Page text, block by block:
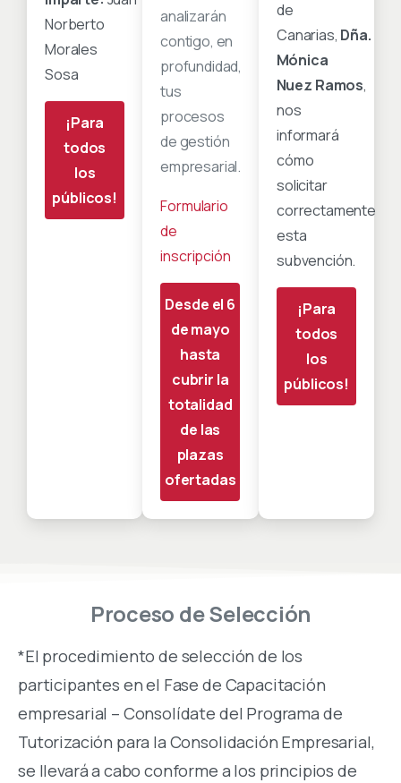
Norberto
Morales
Sosa
¡Para
todos
los
públicos!
analizarán
contigo, en
profundidad,
tus
procesos
de gestión
empresarial.
Formulario
de
inscripción
Desde el 6
de mayo
hasta
cubrir la
totalidad
de las
plazas
ofertadas
de
Canarias, Dña.
Mónica
Nuez Ramos,
nos
informará
cómo
solicitar
correctamente
esta
subvención.
¡Para
todos
los
públicos!
Proceso deSelección
*El procedimiento de selección de los
participantes en el Fase de Capacitación
empresarial – Consolídate del Programa de
Tutorización para la Consolidación Empresarial,
se llevará a cabo conforme a los principios de